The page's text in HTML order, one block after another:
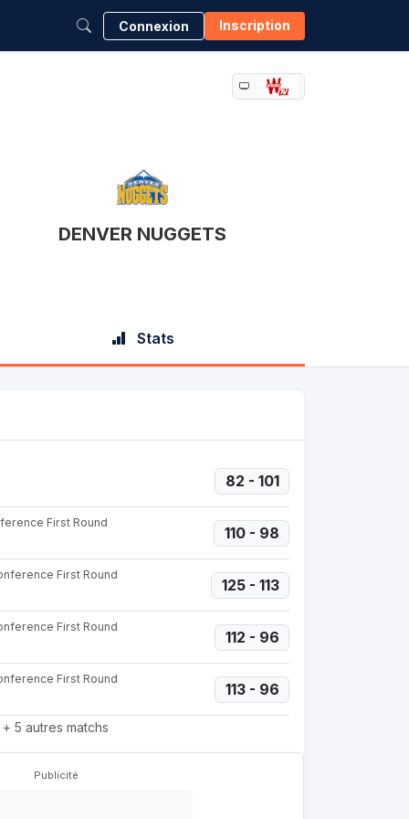
Connexion Inscription
DENVER NUGGETS
Stats
82 - 101
First Round
110 - 98
First Round
125 - 113
First Round
112 - 96
First Round
113 - 96
+ 5 autres matchs
Publicité